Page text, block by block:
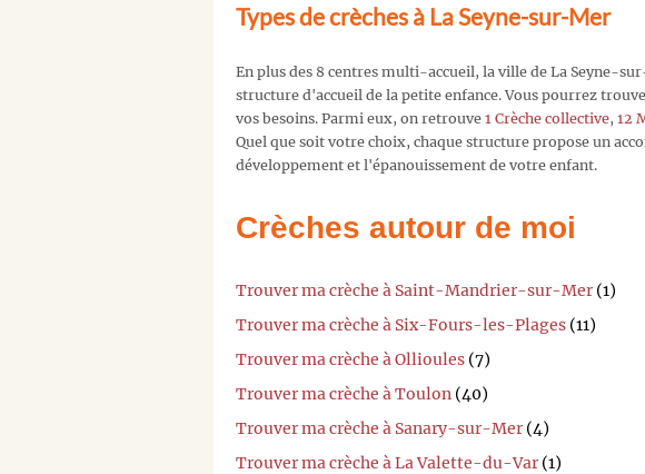
Types de crèches à La Seyne-sur-Mer
En plus des 8 centres multi-accueil, la ville de La Seyne-
structure d'accueil de la petite enfance. Vous pourrez
vos besoins. Parmi eux, on retrouve 1 Crèche collective, 12
Quel que soit votre choix, chaque structure propose un
développement et l'épanouissement de votre enfant.
Crèches autour de moi
Trouver ma crèche à Saint-Mandrier-sur-Mer (1)
Trouver ma crèche à Six-Fours-les-Plages (11)
Trouver ma crèche à Ollioules (7)
Trouver ma crèche à Toulon (40)
Trouver ma crèche à Sanary-sur-Mer (4)
Trouver ma crèche à La Valette-du-Var (1)